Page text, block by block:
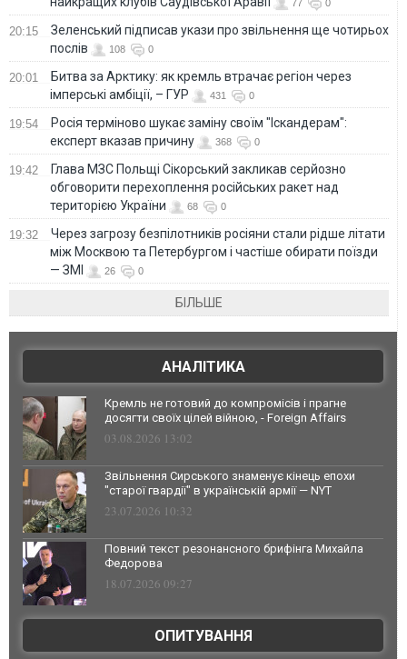
77 0
20:15
Зеленський підписав укази про звільнення ще чотирьох
послів
108 0
20:01
Битва за Арктику: як кремль втрачає регіон через
імперські амбіції, – ГУР
431 0
19:54
Росія терміново шукає заміну своїм "Іскандерам":
експерт вказав причину
368 0
19:42
Глава МЗС Польщі Сікорський закликав серйозно
обговорити перехоплення російських ракет над
територією України
68 0
19:32
Через загрозу безпілотників росіяни стали рідше літати
між Москвою та Петербургом і частіше обирати поїзди
— ЗМІ
26 0
БІЛЬШЕ
АНАЛІТИКА
Кремль не готовий до компромісів і прагне
досягти своїх цілей війною, - Foreign Affairs
03.08.2026 13:02
Звільнення Сирського знаменує кінець епохи
"старої гвардії" в українській армії — NYT
23.07.2026 10:32
Повний текст резонансного брифінга Михайла
Федорова
18.07.2026 09:27
ОПИТУВАННЯ